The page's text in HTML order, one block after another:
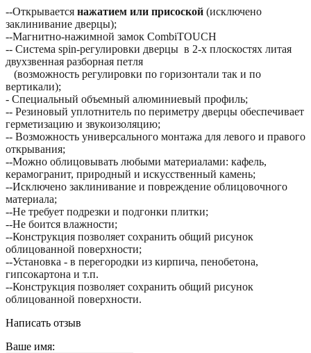
--Открывается нажатием или присоской (исключено
заклинивание дверцы);
--Магнитно-нажимной замок CombiTOUCH
-- Система spin-регулировки дверцы в 2-х плоскостях литая
двухзвенная разборная петля
(возможность регулировки по горизонтали так и по
вертикали);
- Специальный объемный алюминиевый профиль;
-- Резиновый уплотнитель по периметру дверцы обеспечивает
герметизацию и звукоизоляцию;
-- Возможность универсального монтажа для левого и правого
открывания;
--Можно облицовывать любыми материалами: кафель,
керамогранит, природный и искусственный камень;
--Исключено заклинивание и повреждение облицовочного
материала;
--Не требует подрезки и подгонки плитки;
--Не боится влажности;
--Конструкция позволяет сохранить общий рисунок
облицованной поверхности;
--Установка - в перегородки из кирпича, пенобетона,
гипсокартона и т.п.
--Конструкция позволяет сохранить общий рисунок
облицованной поверхности.
Написать отзыв
Ваше имя: